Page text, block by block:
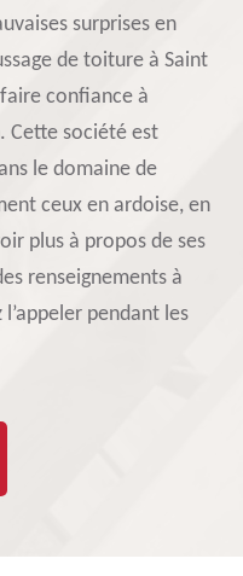
surprises en
de toiture à Saint
confiance à
Cette société est
le domaine de
ceux en ardoise, en
plus à propos de ses
renseignements à
pendant les